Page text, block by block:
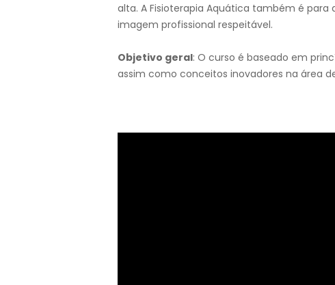
alta. A Fisioterapia Aquática também é
imagem profissional respeitável.
Objetivo geral: O curso é baseado em
assim como conceitos inovadores na área